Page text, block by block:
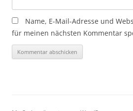
Name, E-Mail-Adresse und
für meinen nächsten Kommentar